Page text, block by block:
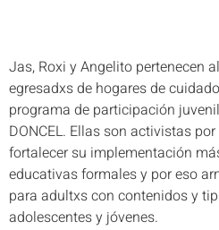
Jas, Roxi y Angelito pertenecen
egresadxs de hogares de
programa de participación
DONCEL. Ellas son activistas
fortalecer su implementación
educativas formales y por eso
para adultxs con contenidos y
adolescentes y jóvenes.